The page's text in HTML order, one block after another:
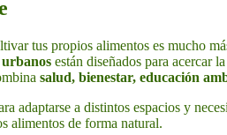
tus propios alimentos es mucho
están diseñados para acercar
salud, bienestar, educación
adaptarse a distintos espacios y
alimentos de forma natural.